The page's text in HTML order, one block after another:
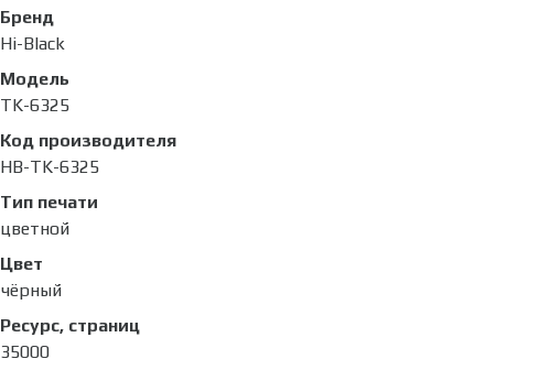
Бренд
Hi-Black
Модель
TK-6325
Код производителя
HB-TK-6325
Тип печати
цветной
Цвет
чёрный
Ресурс, страниц
35000